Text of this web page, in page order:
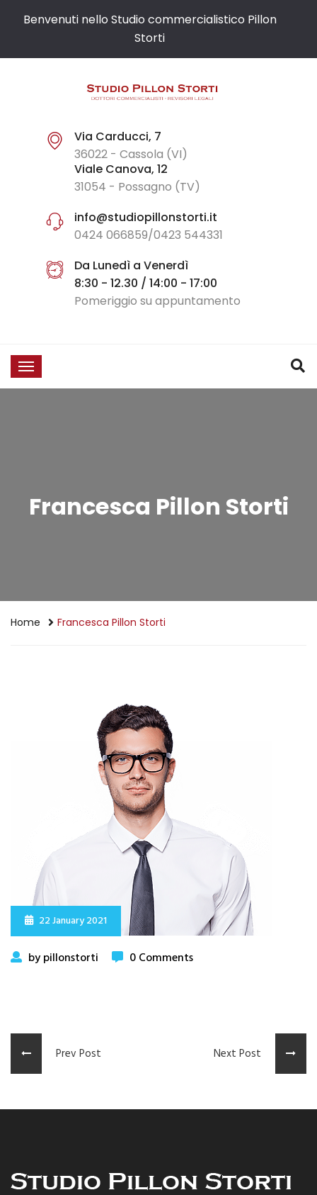
Benvenuti nello Studio commercialistico Pillon
Storti
Via Carducci, 7
36022 - Cassola (VI)
Viale Canova, 12
31054 - Possagno (TV)
info@studiopillonstorti.it
0424 066859/0423 544331
Da Lunedì a Venerdì
8:30 - 12.30 / 14:00 - 17:00
Pomeriggio su appuntamento
Francesca Pillon Storti
Home Francesca Pillon Storti
22 January 2021
by pillonstorti 0 Comments
Prev Post Next Post